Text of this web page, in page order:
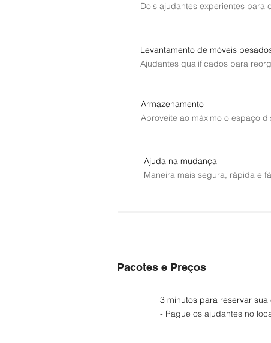
Dois ajudantes experientes para
Levantamento de móveis
Ajudantes qualificados para
Armazenamento
Aproveite ao máximo o espaço
Ajuda na mudança
Maneira mais segura, rápida e
Pacotes e Preços
3 minutos para reservar sua
- Pague os ajudantes no